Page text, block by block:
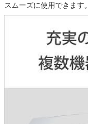
スムーズに使用できます。